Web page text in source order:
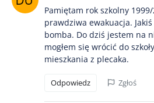
Pamiętam rok szkolny 1999/
prawdziwa ewakuacja.
bomba. Do dziś jestem na
mogłem się wrócić do
mieszkania z plecaka.
Odpowiedz Zgłoś